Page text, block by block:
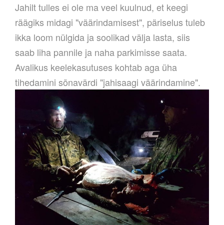
Jahilt tulles ei ole ma veel kuulnud, et keegi
räägiks midagi "väärindamisest", päriselus tuleb
ikka loom nülgida ja soolikad välja lasta, siis
saab liha pannile ja naha parkimisse saata.
Avalikus keelekasutuses kohtab aga üha
tihedamini sõnavärdi "jahisaagi väärindamine".